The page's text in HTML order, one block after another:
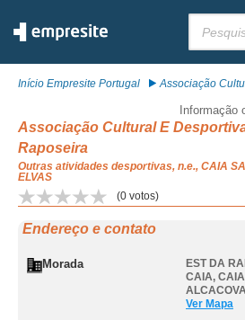
Início Empresite Portugal Associação
Informação
Associação Cultural E
Raposeira
Outras atividades desportivas, n.e., CAIA
ELVAS
(0 votos)
Endereço e contato
Morada
EST DA
CAIA,
Ver Mapa